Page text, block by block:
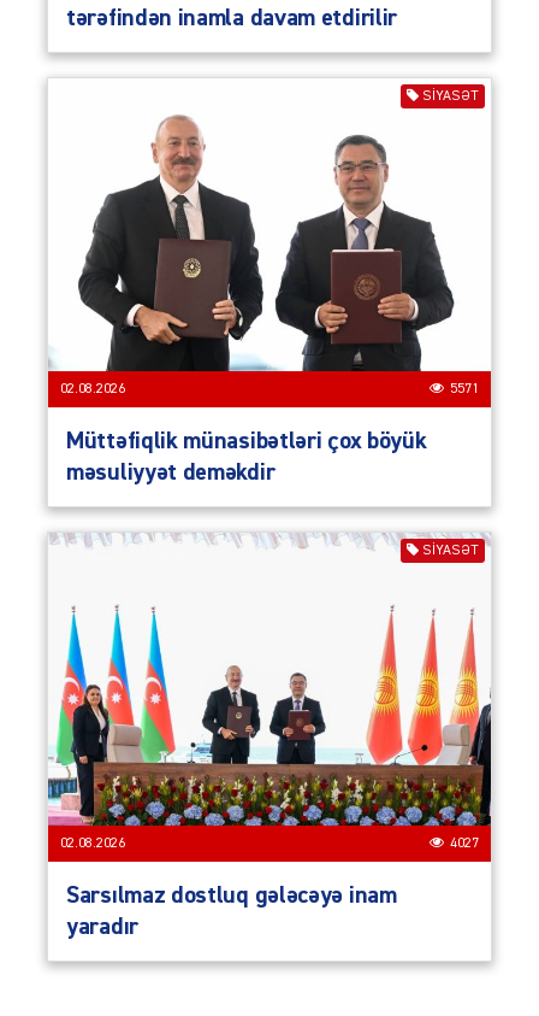
tərəfindən inamla davam etdirilir
SIYASƏT
02.08.2026 5571
Müttəfiqlik münasibətləri çox böyük
məsuliyyət deməkdir
SIYASƏT
02.08.2026 4027
Sarsılmaz dostluq gələcəyə inam
yaradır